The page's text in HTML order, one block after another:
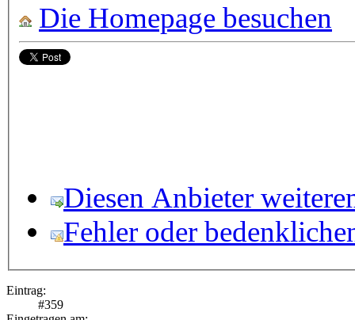
Die Homepage besuchen
Diesen Anbieter
Fehler oder
Eintrag:
#359